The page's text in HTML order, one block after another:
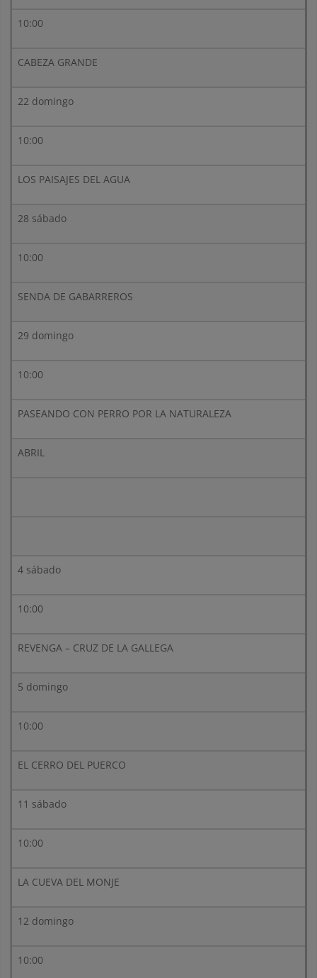
10:00
CABEZA GRANDE
22 domingo
10:00
LOS PAISAJES DEL AGUA
28 sábado
10:00
SENDA DE GABARREROS
29 domingo
10:00
PASEANDO CON PERRO POR LA NATURALEZA
ABRIL
4 sábado
10:00
REVENGA – CRUZ DE LA GALLEGA
5 domingo
10:00
EL CERRO DEL PUERCO
11 sábado
10:00
LA CUEVA DEL MONJE
12 domingo
10:00